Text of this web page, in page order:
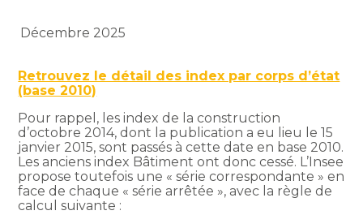
Décembre 2025
Retrouvez le détail des index par corps d’état
(base 2010)
Pour rappel, les index de la construction
d’octobre 2014, dont la publication a eu lieu le 15
janvier 2015, sont passés à cette date en base 2010.
Les anciens index Bâtiment ont donc cessé. L’Insee
propose toutefois une « série correspondante » en
face de chaque « série arrêtée », avec la règle de
calcul suivante :